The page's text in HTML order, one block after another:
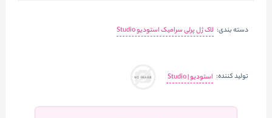
دسته بندی: لاک ژل پرلی سرامیک استودیو Studio
تولید کننده: استودیو | Studio